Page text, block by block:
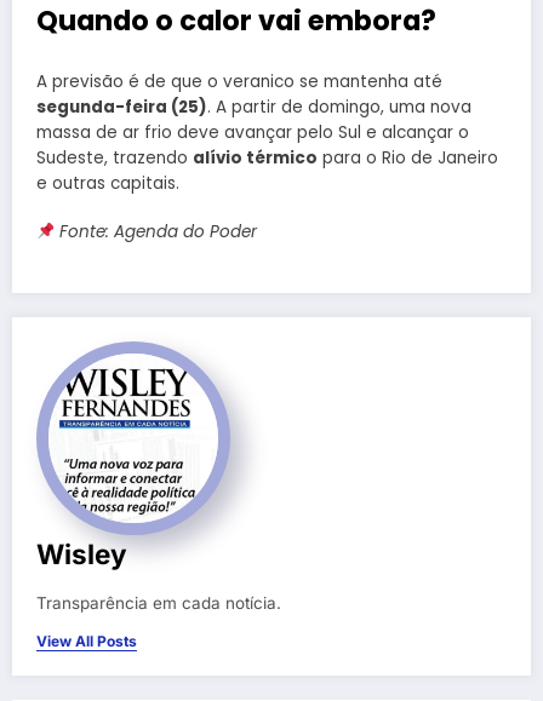
Quando o calor vai embora?
A previsão é de que o veranico se mantenha até
segunda-feira (25). A partir de domingo, uma nova
massa de ar frio deve avançar pelo Sul e alcançar o
Sudeste, trazendo alívio térmico para o Rio de Janeiro
e outras capitais.
Fonte: Agenda do Poder
Wisley
Transparência em cada notícia.
View All Posts